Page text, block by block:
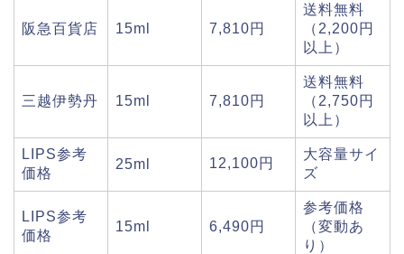
阪急百貨店 15ml 7,810円
送料無料
（2,200円
以上）
三越伊勢丹 15ml 7,810円
送料無料
（2,750円
以上）
LIPS参考
価格
25ml 12,100円
大容量サイ
ズ
LIPS参考
価格
15ml 6,490円
参考価格
（変動あ
り）